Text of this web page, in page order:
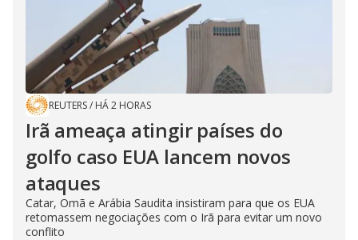
REUTERS/ HÁ 2 HORAS
Irã ameaça atingir países do
golfo caso EUA lancem novos
ataques
Catar, Omã e Arábia Saudita insistiram para que os EUA
retomassem negociações com o Irã para evitar um novo
conflito